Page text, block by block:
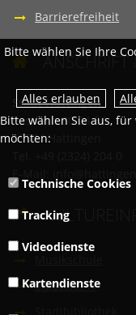
Barrierefreiheit
Stadt Hattingen
Postfach 80 04 56
45504 Hattingen
E-Mail:

Stadtarchiv
Bitte wählen Sie Ihre
Bitte wählen Sie aus,
möchten:
Technische Cookies
Tracking
Videodienste
Kartendienste